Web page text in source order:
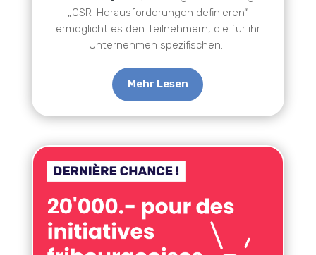
„CSR-Herausforderungen definieren“
ermöglicht es den Teilnehmern, die für ihr
Unternehmen spezifischen...
Mehr Lesen